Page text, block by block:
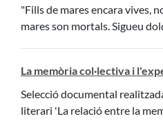
"Fills de mares encara vives,
mares son mortals. Sigueu
La memòria col·lectiva i
Selecció documental
literari 'La relació entre la